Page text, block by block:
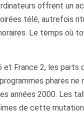
offrent un
télé, autrefois
Le temps où
France 2, les parts
phares ne
années 2000. Les
de cette